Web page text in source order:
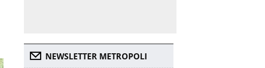
NEWSLETTER METROPOLI